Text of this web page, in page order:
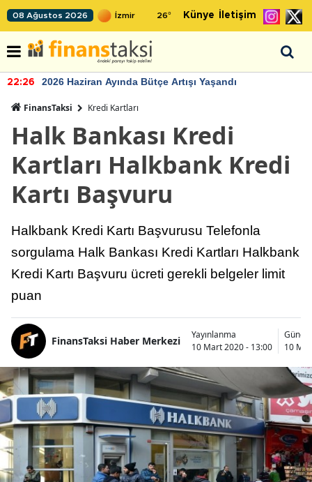
08 Ağustos 2026 26° Künye İletişim
22:26 2026 Haziran Ayında Bütçe Artışı Yaşandı
FinansTaksi Kredi Kartları
Halk Bankası Kredi
Kartları Halkbank Kredi
Kartı Başvuru
Halkbank Kredi Kartı Başvurusu Telefonla
sorgulama Halk Bankası Kredi Kartları Halkbank
Kredi Kartı Başvuru ücreti gerekli belgeler limit
puan
FinansTaksi Haber Merkezi
Yayınlanma
10 Mart 2020 - 13:00
10